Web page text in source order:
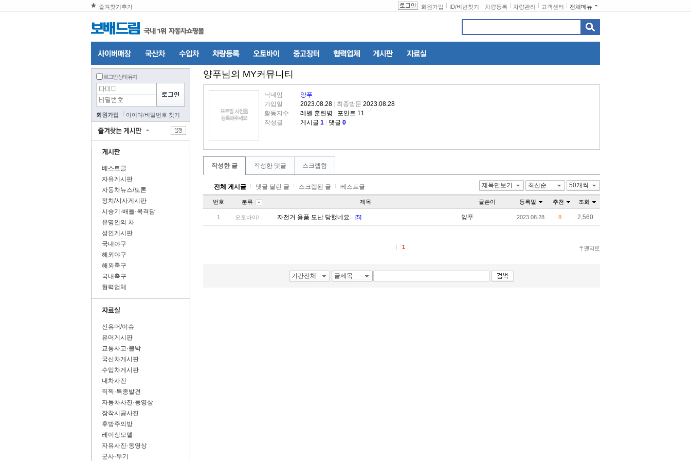
즐겨찾기추가 전체메뉴
고객센터
차량관리
차량등록
ID/비번찾기
회원가입
로그인 상태 유지
회원가입 아이디/비밀번호 찾기
베스트글
자유게시판
자동차뉴스/토론
정치/시사게시판
시승기·배틀·목격담
유명인의 차
성인게시판
국내야구
해외야구
해외축구
국내축구
협력업체
신유머/이슈
유머게시판
교통사고·블박
국산차게시판
수입차게시판
내차사진
직찍·특종발견
자동차사진·동영상
장착시공사진
후방주의방
레이싱모델
자유사진·동영상
군사·무기
양푸님의 MY커뮤니티
닉네임
양푸
가입일
2023.08.28 최종방문 2023.08.28
활동지수
레벨 훈련병
포인트 11
작성글
게시글 1 댓글 0
작성한 글 작성한 댓글 스크랩함
전체 게시글 댓글 달린 글 스크랩된 글 베스트글 제목만보기 최신순 50개씩
번호 분류 제목 글쓴이 등록일 추천 조회
1 오토바이/.. 자전거 용품 도난 당했네요.. [5] 양푸 2023.08.28 8 2,560
1
기간전체 글제목